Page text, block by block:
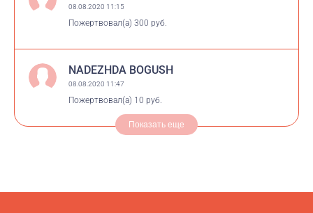
08.08.2020 11:15
Пожертвовал(а) 300 руб.
NADEZHDA BOGUSH
08.08.2020 11:47
Пожертвовал(а) 10 руб.
Показать еще